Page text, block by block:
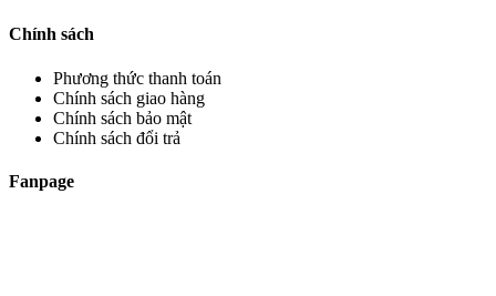
Chính sách
Phương thức thanh toán
Chính sách giao hàng
Chính sách bảo mật
Chính sách đổi trả
Fanpage